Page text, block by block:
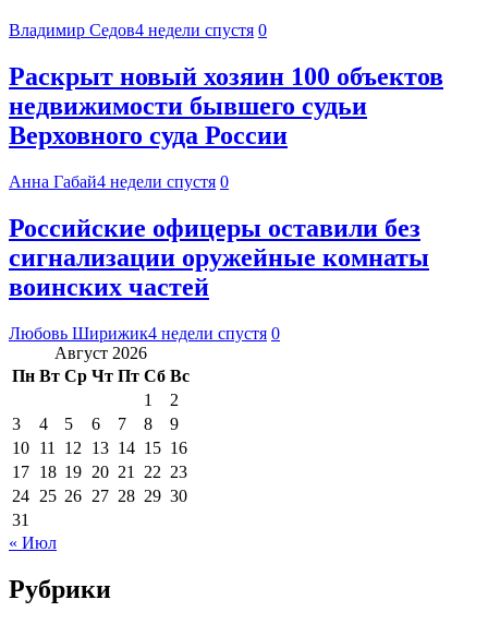
Владимир Седов4 недели спустя 0
Раскрыт новый хозяин 100 объектов
недвижимости бывшего судьи
Верховного суда России
Анна Габай4 недели спустя 0
Российские офицеры оставили без
сигнализации оружейные комнаты
воинских частей
Любовь Ширижик4 недели спустя 0
Август 2026
Пн Вт Ср Чт Пт Сб Вс
1
2
3
4 5 6 7 8
9
10 11 12 13 14 15 16
17 18 19 20 21 22 23
24 25 26 27 28 29 30
31
« Июл
Рубрики